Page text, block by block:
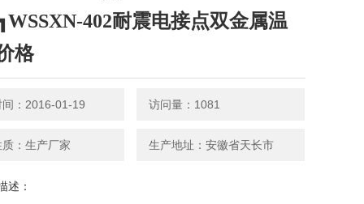
402耐震电接点双金属温
格
间：2016-01-19 访问量：1081
质：生产厂家 生产地址：安徽省天长市
述：